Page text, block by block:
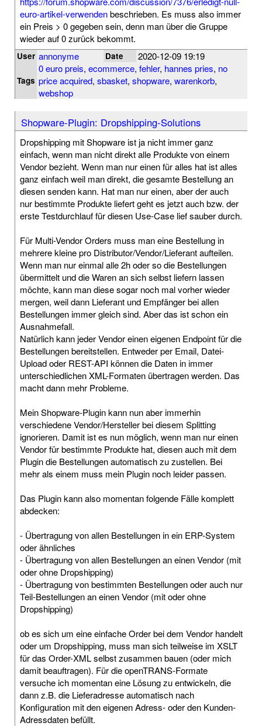
euro-artikel-verwendenbeschrieben. Es muss also immer
ein Preis > 0 gegeben sein, denn man über die Gruppe
wieder auf 0 zurück bekommt.
User annonyme Date 2020-12-09 19:19
Tags
0 euro preis, ecommerce, fehler, hannes pries, no
price acquired, sbasket, shopware, warenkorb,
webshop
Shopware-Plugin: Dropshipping-Solutions
Dropshipping mit Shopware ist ja nicht immer ganz
einfach, wenn man nicht direkt alle Produkte von einem
Vendor bezieht. Wenn man nur einen für alles hat ist alles
ganz einfach weil man direkt, die gesamte Bestellung an
diesen senden kann. Hat man nur einen, aber der auch
nur bestimmte Produkte liefert geht es jetzt auch bzw. der
erste Testdurchlauf für diesen Use-Case lief sauber durch.
Für Multi-Vendor Orders muss man eine Bestellung in
mehrere kleine pro Distributor/Vendor/Lieferant aufteilen.
Wenn man nur einmal alle 2h oder so die Bestellungen
übermittelt und die Waren an sich selbst liefern lassen
möchte, kann man diese sogar noch mal vorher wieder
mergen, weil dann Lieferant und Empfänger bei allen
Bestellungen immer gleich sind. Aber das ist schon ein
Ausnahmefall.
Natürlich kann jeder Vendor einen eigenen Endpoint für die
Bestellungen bereitstellen. Entweder per Email, Datei-
Upload oder REST-API können die Daten in immer
unterschiedlichen XML-Formaten übertragen werden. Das
macht dann mehr Probleme.
Mein Shopware-Plugin kann nun aber immerhin
verschiedene Vendor/Hersteller bei diesem Splitting
ignorieren. Damit ist es nun möglich, wenn man nur einen
Vendor für bestimmte Produkte hat, diesen auch mit dem
Plugin die Bestellungen automatisch zu zustellen. Bei
mehr als einem muss mein Plugin noch leider passen.
Das Plugin kann also momentan folgende Fälle komplett
abdecken:
- Übertragung von allen Bestellungen in ein ERP-System
oder ähnliches
- Übertragung von allen Bestellungen an einen Vendor (mit
oder ohne Dropshipping)
- Übertragung von bestimmten Bestellungen oder auch nur
Teil-Bestellungen an einen Vendor (mit oder ohne
Dropshipping)
ob es sich um eine einfache Order bei dem Vendor handelt
oder um Dropshipping, muss man sich teilweise im XSLT
für das Order-XML selbst zusammen bauen (oder mich
damit beauftragen). Für die openTRANS-Formate
versuche ich momentan eine Lösung zu entwickeln, die
dann z.B. die Lieferadresse automatisch nach
Konfiguration mit den eigenen Adress- oder den Kunden-
Adressdaten befüllt.